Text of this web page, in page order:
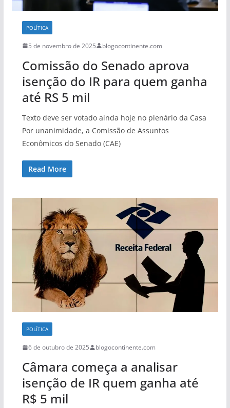
POLÍTICA
5 de novembro de 2025 blogocontinente.com
Comissão do Senado aprova
isenção do IR para quem ganha
até RS 5 mil
Texto deve ser votado ainda hoje no plenário da Casa
Por unanimidade, a Comissão de Assuntos
Econômicos do Senado (CAE)
Read More
POLÍTICA
6 de outubro de 2025 blogocontinente.com
Câmara começa a analisar
isenção de IR quem ganha até
R$ 5 mil